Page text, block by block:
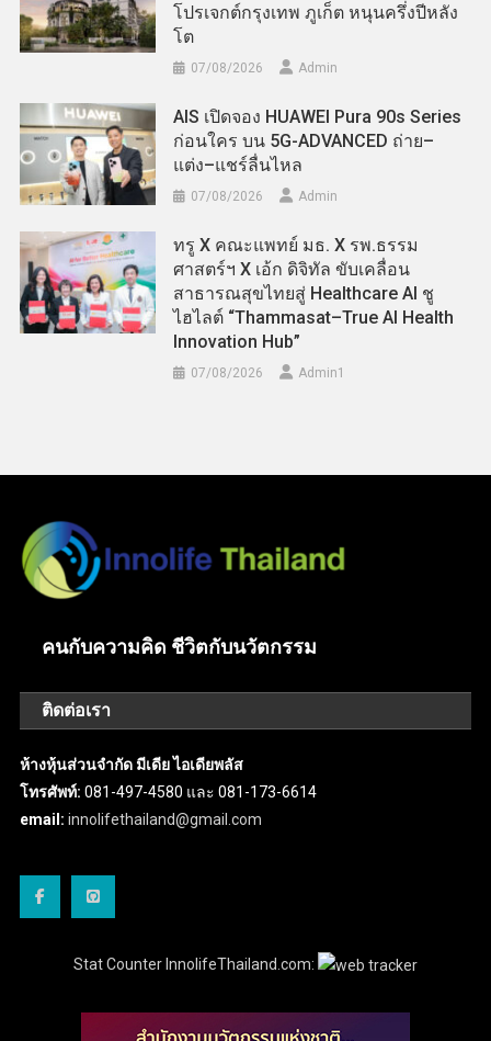
โปรเจกต์กรุงเทพ ภูเก็ต หนุนครึ่งปีหลัง
โต
07/08/2026 Admin
AIS เปิดจอง HUAWEI Pura 90s Series
ก่อนใคร บน 5G-ADVANCED ถ่าย–
แต่ง–แชร์ลื่นไหล
07/08/2026 Admin
ทรู X คณะแพทย์ มธ. X รพ.ธรรม
ศาสตร์ฯ X เอ้ก ดิจิทัล ขับเคลื่อน
สาธารณสุขไทยสู่ Healthcare AI ชู
ไฮไลต์ “Thammasat–True AI Health
Innovation Hub”
07/08/2026 Admin​1
คนกับความคิด ชีวิตกับนวัตกรรม
ติดต่อเรา
ห้างหุ้นส่วนจำกัด มีเดีย ไอเดียพลัส
โทรศัพท์: 081-497-4580 และ 081-173-6614
email: innolifethailand@gmail.com
Stat Counter InnolifeThailand.com: